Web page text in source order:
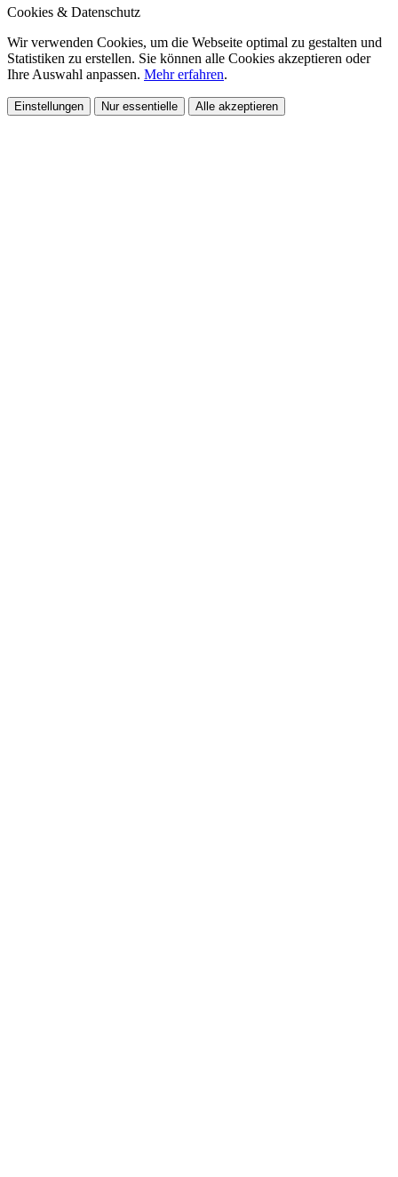
Cookies & Datenschutz
Wir verwenden Cookies, um die Webseite optimal zu gestalten und
Statistiken zu erstellen. Sie können alle Cookies akzeptieren oder
Ihre Auswahl anpassen. Mehr erfahren.
Einstellungen Nur essentielle Alle akzeptieren